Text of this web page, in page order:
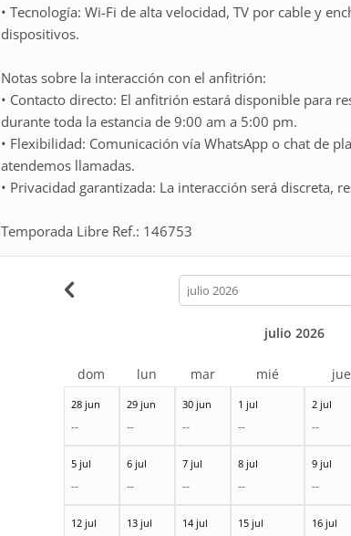
• Tecnología: Wi-Fi de alta velocidad, TV por cable y
dispositivos.
Notas sobre la interacción con el anfitrión:
• Contacto directo: El anfitrión estará disponible para
durante toda la estancia de 9:00 am a 5:00 pm.
• Flexibilidad: Comunicación vía WhatsApp o chat de
atendemos llamadas.
• Privacidad garantizada: La interacción será discreta,
Temporada Libre Ref.: 146753
calendar-
month
28 jun
--
29 jun
--
30 jun
--
1 jul
--
2 jul
--
5 jul
--
6 jul
--
7 jul
--
8 jul
--
9 jul
--
12 jul 13 jul 14 jul 15 jul 16 jul
julio 2026
dom lun mar mié jue